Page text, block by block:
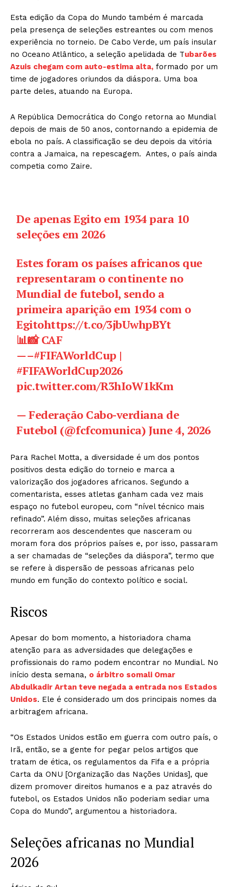
Esta edição da Copa do Mundo também é marcada
pela presença de seleções estreantes ou com menos
experiência no torneio. De Cabo Verde, um país insular
no Oceano Atlântico, a seleção apelidada de Tubarões
Azuis chegam com auto-estima alta, formado por um
time de jogadores oriundos da diáspora. Uma boa
parte deles, atuando na Europa.
A República Democrática do Congo retorna ao Mundial
depois de mais de 50 anos, contornando a epidemia de
ebola no país. A classificação se deu depois da vitória
contra a Jamaica, na repescagem. Antes, o país ainda
competia como Zaire.
De apenas Egito em 1934 para 10
seleções em 2026
Estes foram os países africanos que
representaram o continente no
Mundial de futebol, sendo a
primeira aparição em 1934 com o
Egitohttps://t.co/3jbUwhpBYt
📊📸 CAF
—–#FIFAWorldCup |
#FIFAWorldCup2026
pic.twitter.com/R3hIoW1kKm
— Federação Cabo-verdiana de
Futebol (@fcfcomunica) June 4, 2026
Para Rachel Motta, a diversidade é um dos pontos
positivos desta edição do torneio e marca a
valorização dos jogadores africanos. Segundo a
comentarista, esses atletas ganham cada vez mais
espaço no futebol europeu, com “nível técnico mais
refinado”. Além disso, muitas seleções africanas
recorreram aos descendentes que nasceram ou
moram fora dos próprios países e, por isso, passaram
a ser chamadas de “seleções da diáspora”, termo que
se refere à dispersão de pessoas africanas pelo
mundo em função do contexto político e social.
Riscos
Apesar do bom momento, a historiadora chama
atenção para as adversidades que delegações e
profissionais do ramo podem encontrar no Mundial. No
início desta semana, o árbitro somali Omar
Abdulkadir Artan teve negada a entrada nos Estados
Unidos. Ele é considerado um dos principais nomes da
arbitragem africana.
“Os Estados Unidos estão em guerra com outro país, o
Irã, então, se a gente for pegar pelos artigos que
tratam de ética, os regulamentos da Fifa e a própria
Carta da ONU [Organização das Nações Unidas], que
dizem promover direitos humanos e a paz através do
futebol, os Estados Unidos não poderiam sediar uma
Copa do Mundo”, argumentou a historiadora.
Seleções africanas no Mundial
2026